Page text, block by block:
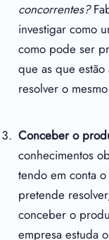
concorrentes?
investigar como
como pode ser
que as que
resolver o
Conceber o
conhecimentos
tendo em conta
pretende
conceber o
empresa estuda